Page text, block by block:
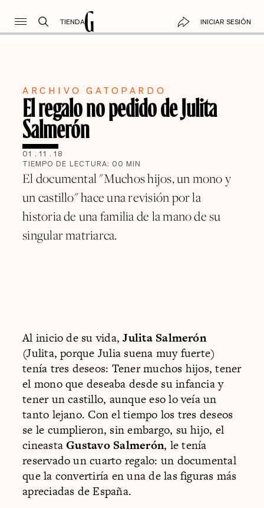
TIENDA INICIAR SESIÓN
ARCHIVO GATOPARDO
El regalo no pedido de Julita
Salmerón
01 . 11 . 18
TIEMPO DE LECTURA: 00 MIN
El documental "Muchos hijos, un mono y
un castillo" hace una revisión por la
historia de una familia de la mano de su
singular matriarca.
Al inicio de su vida, Julita Salmerón
(Julita, porque Julia suena muy fuerte)
tenía tres deseos: Tener muchos hijos, tener
el mono que deseaba desde su infancia y
tener un castillo, aunque eso lo veía un
tanto lejano. Con el tiempo los tres deseos
se le cumplieron, sin embargo, su hijo, el
cineastaGustavo Salmerón, le tenía
reservado un cuarto regalo: un documental
que la convertiría en una de las figuras más
apreciadas de España.